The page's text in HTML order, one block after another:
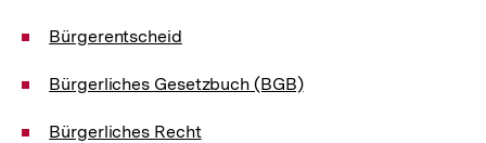
Bürgerentscheid
Bürgerliches Gesetzbuch (BGB)
Bürgerliches Recht